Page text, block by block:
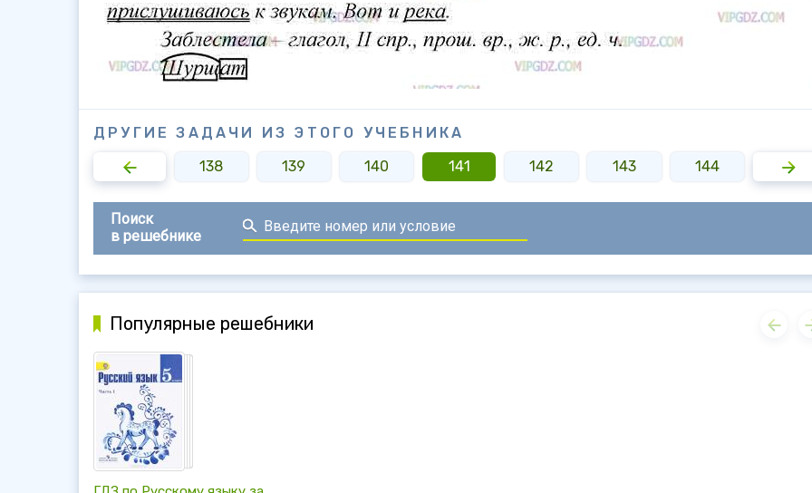
ДРУГИЕ ЗАДАЧИ ИЗ ЭТОГО УЧЕБНИКА
137 138 139 140 141 142 143 144 145
Поиск
в решебнике
Популярные решебники